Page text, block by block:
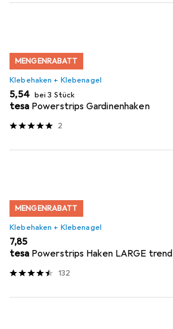
MENGENRABATT
Klebehaken + Klebenagel
EUR
5,54 bei 3 Stück
tesa Powerstrips Gardinenhaken
2
MENGENRABATT
Klebehaken + Klebenagel
EUR
7,85
tesa Powerstrips Haken LARGE trend
132